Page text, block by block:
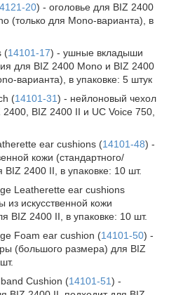
20) - оголовье для BIZ 2400
(только для Mono-варианта), в
(14101-17) - ушные вкладыши
для BIZ 2400 Mono и BIZ 2400
варианта), в упаковке: 5 штук
(14101-31) - нейлоновый чехол
BIZ 2400 II и UC Voice 750,
ear cushions (14101-48) -
кожи (стандартного/
2400 II, в упаковке: 10 шт.
Leatherette ear cushions
искусственной кожи
BIZ 2400 II, в упаковке: 10 шт.
Foam ear cushion (14101-50) -
(большого размера) для BIZ
Cushion (14101-51) -